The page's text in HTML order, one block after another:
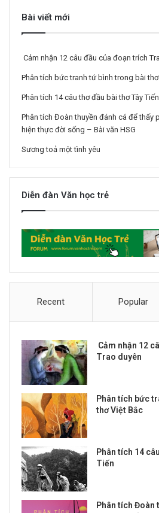
Bài viết mới
Cảm nhận 12 câu đầu của đoạn trích
Phân tích bức tranh tứ bình trong bài
Phân tích 14 câu thơ đầu bài thơ Tây Tiến
Phân tích Đoàn thuyền đánh cá để thấy
hiện thực đời sống – Bài văn HSG
Sương toả một tình yêu
Diễn đàn Văn học trẻ
Recent Popular
Cảm nhận 12
Trao duyên
Phân tích bức
thơ Việt Bắc
Phân tích 14
Tiến
Phân tích Đoàn